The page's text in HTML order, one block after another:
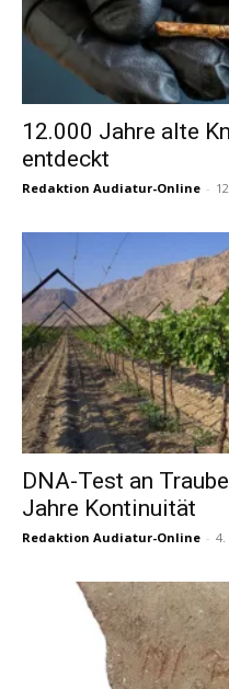
12.000 Jahre alte
entdeckt
Redaktion Audiatur-Online -
DNA-Test an
Jahre Kontinuität
Redaktion Audiatur-Online - 4.